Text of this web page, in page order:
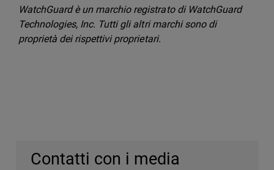
WatchGuard è un marchio registrato di WatchGuard
Technologies, Inc. Tutti gli altri marchi sono di
proprietà dei rispettivi proprietari.
Contatti con i media